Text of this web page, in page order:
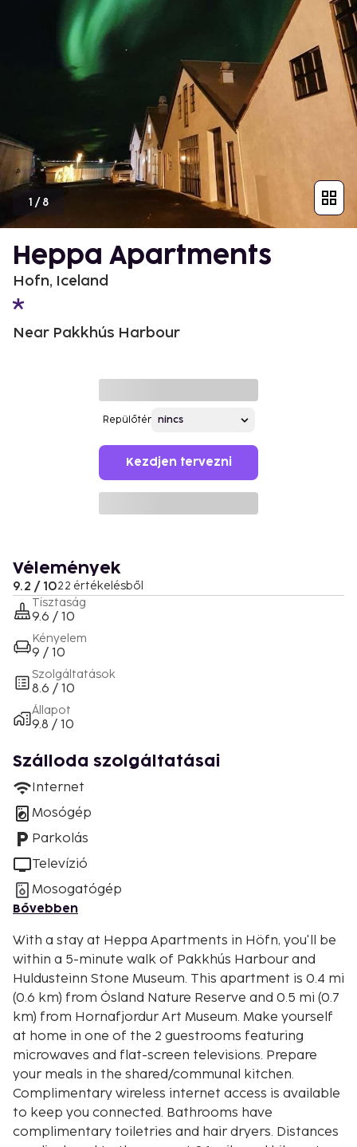
1 /8
Heppa Apartments
Hofn, Iceland
Near Pakkhús Harbour
Repülőtér
Kezdjen tervezni
Vélemények
9.2 / 1022 értékelésből
Tisztaság
9.6 / 10
Kényelem
9 / 10
Szolgáltatások
8.6 / 10
Állapot
9.8 / 10
Szálloda szolgáltatásai
Internet
Mosógép
Parkolás
Televízió
Mosogatógép
Bővebben
With a stay at Heppa Apartments in Höfn, you'll be
within a 5-minute walk of Pakkhús Harbour and
Huldusteinn Stone Museum. This apartment is 0.4 mi
(0.6 km) from Ósland Nature Reserve and 0.5 mi (0.7
km) from Hornafjordur Art Museum. Make yourself
at home in one of the 2 guestrooms featuring
microwaves and flat-screen televisions. Prepare
your meals in the shared/communal kitchen.
Complimentary wireless internet access is available
to keep you connected. Bathrooms have
complimentary toiletries and hair dryers. Distances